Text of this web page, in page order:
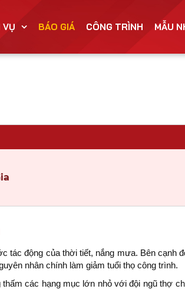
VỤ BÁO GIÁ CÔNG TRÌNH MẪU
tác động của thời tiết, nắng mưa. Bên cạnh
nhân chính làm giảm tuổi thọ công trình.
các hạng mục lớn nhỏ với đội ngũ thợ